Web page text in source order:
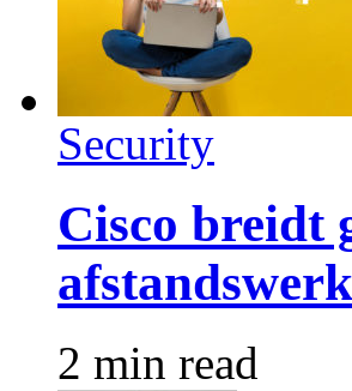
Security
Cisco breidt
2 min read